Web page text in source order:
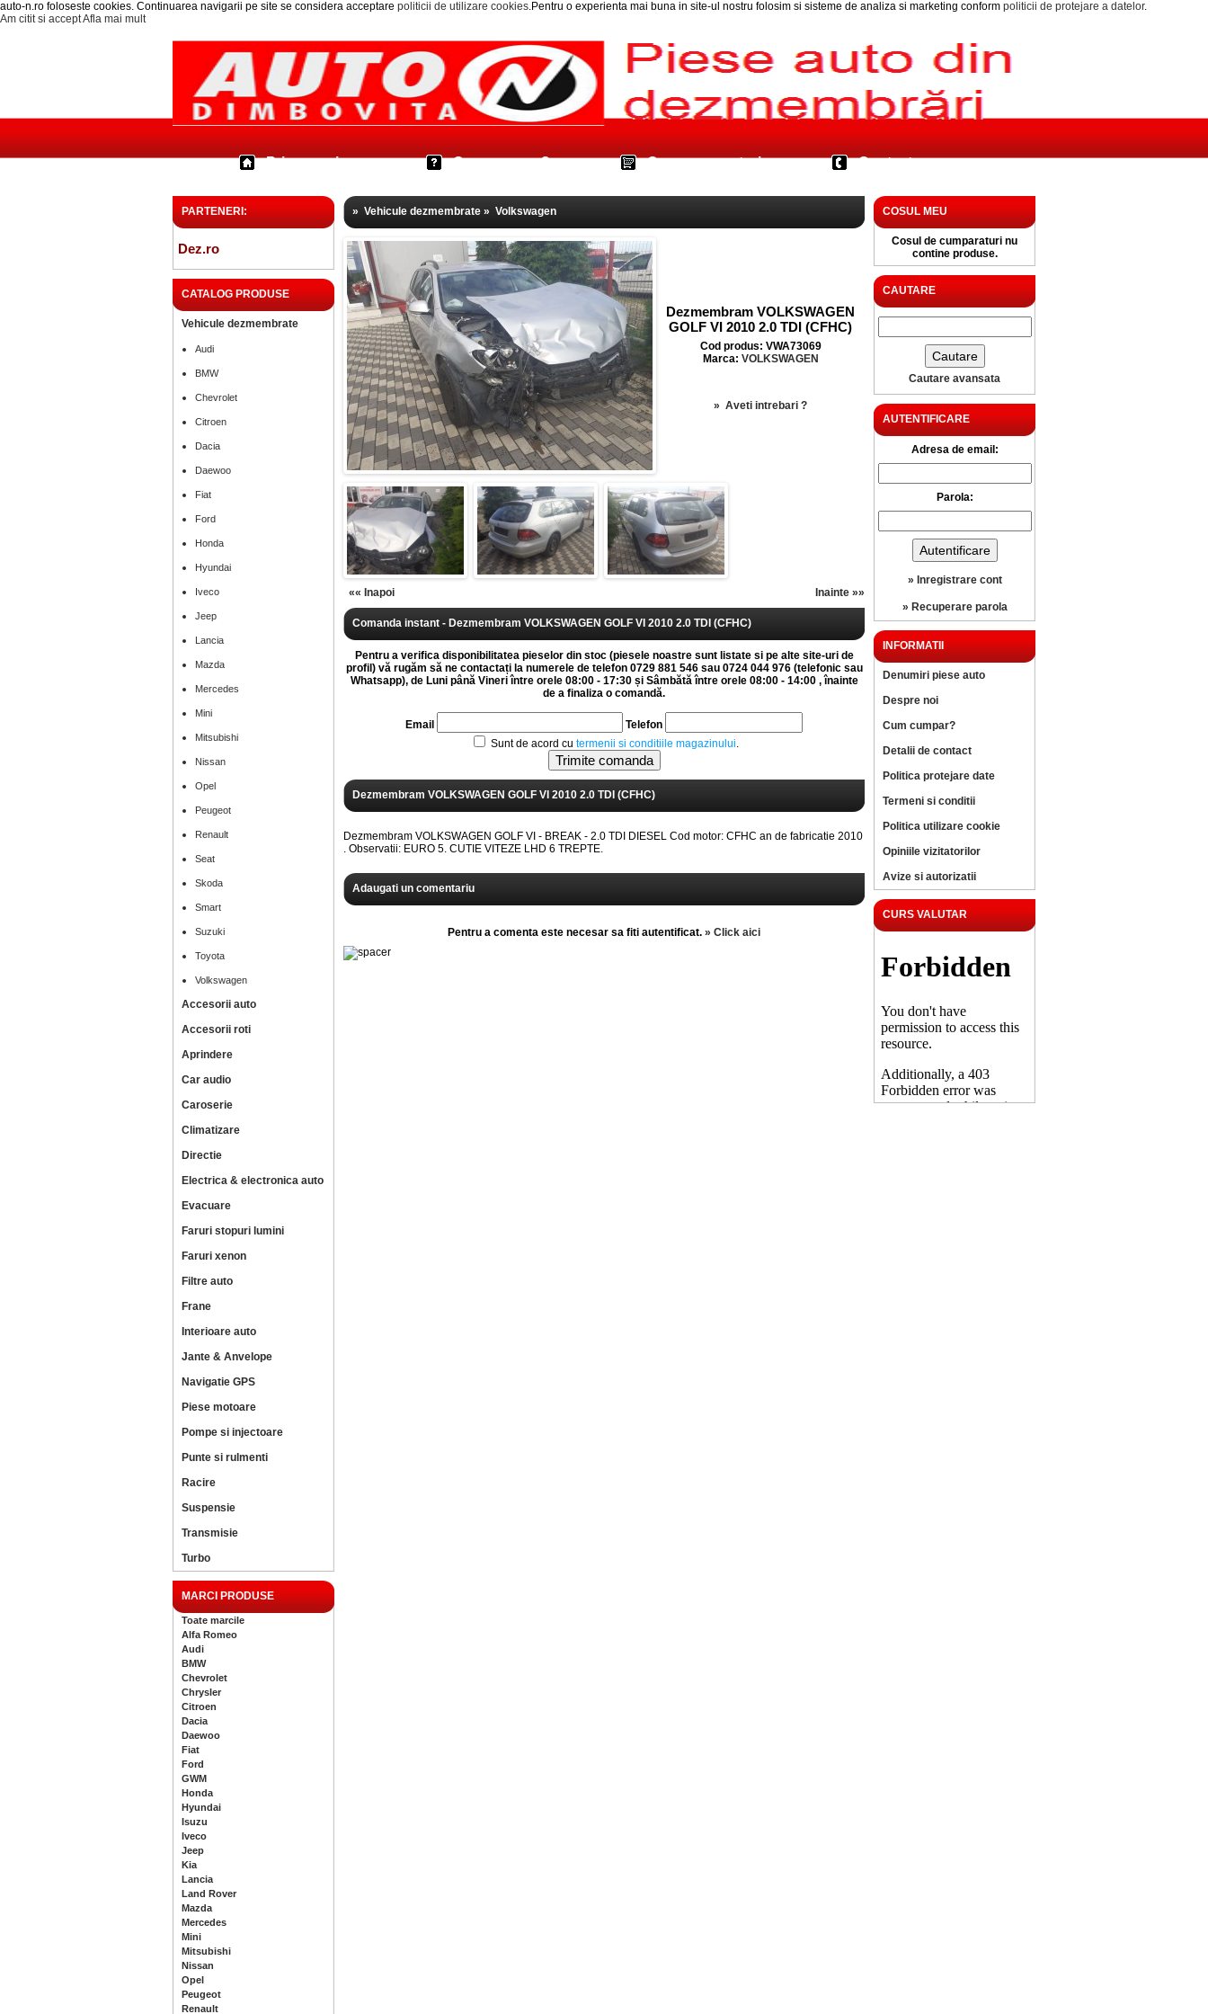
auto-n.ro foloseste cookies. Continuarea navigarii pe site se considera acceptare politicii de utilizare cookies.Pentru o experienta mai buna in site-ul nostru folosim si sisteme de analiza si marketing conform politicii de protejare a datelor.
Am citit si acceptAfla mai mult
Prima pagina Cum cumpar? Cos cumparaturi Contact
PARTENERI:
Dez.ro
CATALOG PRODUSE
Vehicule dezmembrate
Audi
BMW
Chevrolet
Citroen
Dacia
Daewoo
Fiat
Ford
Honda
Hyundai
Iveco
Jeep
Lancia
Mazda
Mercedes
Mini
Mitsubishi
Nissan
Opel
Peugeot
Renault
Seat
Skoda
Smart
Suzuki
Toyota
Volkswagen
Accesorii auto
Accesorii roti
Aprindere
Car audio
Caroserie
Climatizare
Directie
Electrica & electronica auto
Evacuare
Faruri stopuri lumini
Faruri xenon
Filtre auto
Frane
Interioare auto
Jante & Anvelope
Navigatie GPS
Piese motoare
Pompe si injectoare
Punte si rulmenti
Racire
Suspensie
Transmisie
Turbo
MARCI PRODUSE
Toate marcile
Alfa Romeo
Audi
BMW
Chevrolet
Chrysler
Citroen
Dacia
Daewoo
Fiat
Ford
GWM
Honda
Hyundai
Isuzu
Iveco
Jeep
Kia
Lancia
Land Rover
Mazda
Mercedes
Mini
Mitsubishi
Nissan
Opel
Peugeot
Renault
» Vehicule dezmembrate » Volkswagen
Dezmembram VOLKSWAGEN
GOLF VI 2010 2.0 TDI (CFHC)
Cod produs: VWA73069
Marca: VOLKSWAGEN
» Aveti intrebari ?
«« Inapoi Inainte »»
Comanda instant - Dezmembram VOLKSWAGEN GOLF VI 2010 2.0 TDI (CFHC)
Pentru a verifica disponibilitatea pieselor din stoc (piesele noastre sunt listate si pe alte site-uri de
profil) vă rugăm să ne contactați la numerele de telefon 0729 881 546 sau 0724 044 976 (telefonic sau
Whatsapp), de Luni până Vineri între orele 08:00 - 17:30 și Sâmbătă între orele 08:00 - 14:00 , înainte
de a finaliza o comandă.
Email
Telefon
Sunt de acord cu termenii si conditiile magazinului.
Dezmembram VOLKSWAGEN GOLF VI 2010 2.0 TDI (CFHC)
Dezmembram VOLKSWAGEN GOLF VI - BREAK - 2.0 TDI DIESEL Cod motor: CFHC an de fabricatie 2010
. Observatii: EURO 5. CUTIE VITEZE LHD 6 TREPTE.
Adaugati un comentariu
Pentru a comenta este necesar sa fiti autentificat. » Click aici
COSUL MEU
Cosul de cumparaturi nu
contine produse.
CAUTARE
Cautare avansata
AUTENTIFICARE
Adresa de email:
Parola:
» Inregistrare cont
» Recuperare parola
INFORMATII
Denumiri piese auto
Despre noi
Cum cumpar?
Detalii de contact
Politica protejare date
Termeni si conditii
Politica utilizare cookie
Opiniile vizitatorilor
Avize si autorizatii
CURS VALUTAR